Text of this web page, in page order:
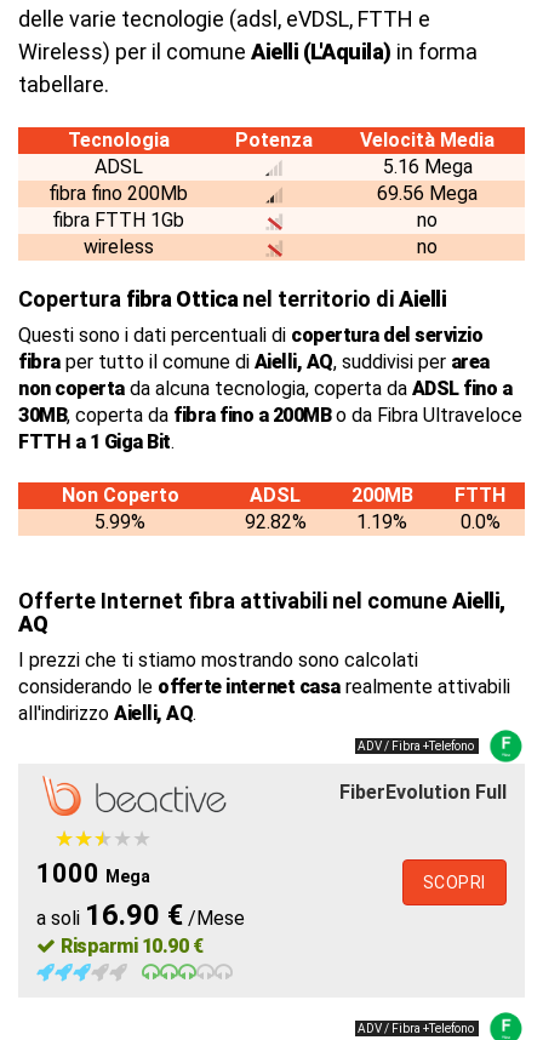
delle varie tecnologie (adsl, eVDSL, FTTH e
Wireless) per il comune Aielli (L'Aquila) in forma
tabellare.
Tecnologia Potenza
Velocità Media
ADSL
5.16 Mega
fibra fino 200Mb
69.56 Mega
fibra FTTH 1Gb
no
wireless
no
Copertura fibra Ottica nel territorio diAielli
Questi sono i dati percentuali di copertura del servizio
fibraper tutto il comune di Aielli, AQ, suddivisi per area
non copertada alcuna tecnologia, coperta da ADSL fino a
30MB, coperta da fibra fino a 200MBo da Fibra Ultraveloce
FTTH a 1 Giga Bit.
Non Coperto ADSL 200MB
FTTH
5.99%
92.82% 1.19% 0.0%
Offerte Internet fibra attivabili nel comuneAielli,
AQ
I prezzi che ti stiamo mostrando sono calcolati
considerando le offerte internet casarealmente attivabili
all'indirizzo Aielli, AQ.
ADV / Fibra +Telefono
FiberEvolution Full
★★★★★
★★★★★
1000 Mega
a soli 16.90 € /Mese
Risparmi 10.90 €
SCOPRI
ADV / Fibra +Telefono